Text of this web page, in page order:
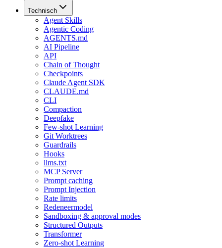
Technisch
Agent Skills
Agentic Coding
AGENTS.md
AI Pipeline
API
Chain of Thought
Checkpoints
Claude Agent SDK
CLAUDE.md
CLI
Compaction
Deepfake
Few-shot Learning
Git Worktrees
Guardrails
Hooks
llms.txt
MCP Server
Prompt caching
Prompt Injection
Rate limits
Redeneermodel
Sandboxing & approval modes
Structured Outputs
Transformer
Zero-shot Learning